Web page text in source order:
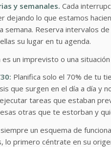
y semanales. Cada
dejando lo que estamos
semana. Reserva intervalos
su lugar en tu agenda.
es un imprevisto o una
Planifica solo el 70% de tu
que surgen en el día a día y
tareas que estaban
otras que te estorban y
un esquema de
lo primero céntrate en su